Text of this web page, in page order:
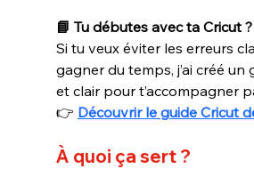
📘 Tu débutes avec ta Cricut ?
Si tu veux éviter les erreurs
gagner du temps, j’ai créé un
et clair pour t’accompagner
👉 Découvrir le guide Cricut
À quoi ça sert ?